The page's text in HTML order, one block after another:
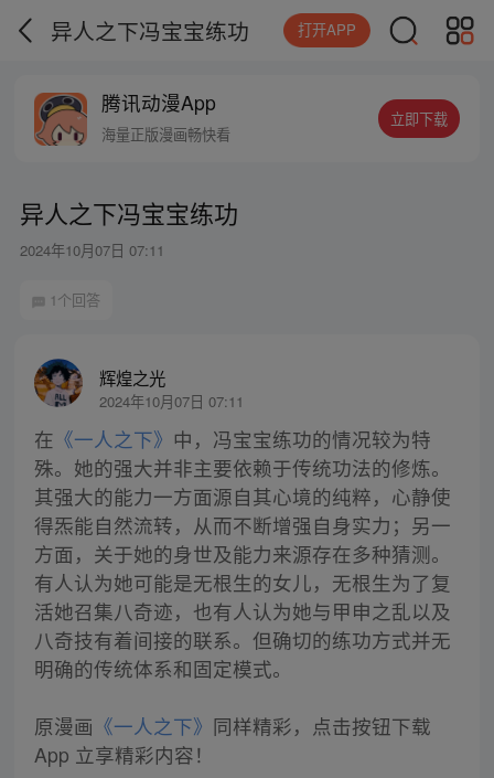
异人之下冯宝宝练功 打开APP
腾讯动漫App
海量正版漫画畅快看
立即下载
异人之下冯宝宝练功
2024年10月07日 07:11
1个回答
辉煌之光
2024年10月07日 07:11
在 《一人之下》 中，冯宝宝练功的情况较为特
殊。她的强大并非主要依赖于传统功法的修炼。
其强大的能力一方面源自其心境的纯粹，心静使
得炁能自然流转，从而不断增强自身实力；另一
方面，关于她的身世及能力来源存在多种猜测。
有人认为她可能是无根生的女儿，无根生为了复
活她召集八奇迹，也有人认为她与甲申之乱以及
八奇技有着间接的联系。但确切的练功方式并无
明确的传统体系和固定模式。
原漫画 《一人之下》 同样精彩，点击按钮下载
App 立享精彩内容！